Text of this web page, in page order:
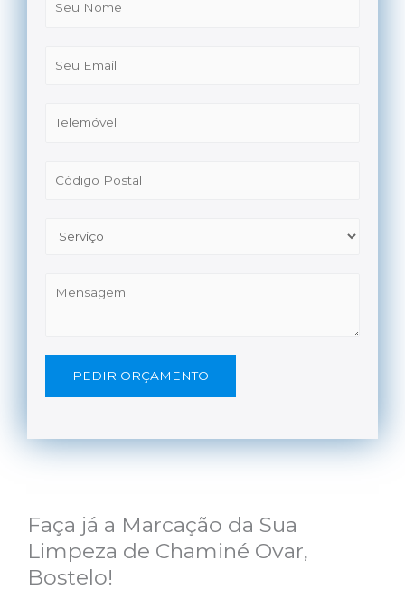
PEDIR ORÇAMENTO
Faça já a Marcação da Sua
Limpeza de Chaminé Ovar,
Bostelo!